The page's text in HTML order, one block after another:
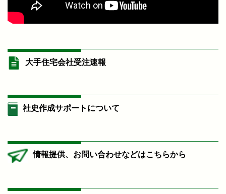
大手住宅会社受注速報
社史作成サポートについて
情報提供、お問い合わせなどはこちらから